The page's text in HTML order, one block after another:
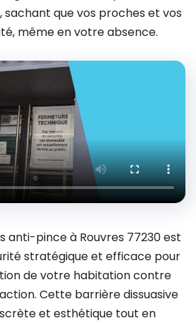
que vos proches et vos
même en votre absence.
anti-pince à Rouvres 77230 est
stratégique et efficace pour
de votre habitation contre
Cette barrière dissuasive
et esthétique tout en